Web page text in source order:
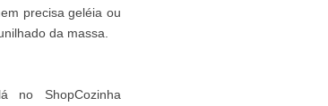
precisa geléia ou
da massa.
ShopCozinha